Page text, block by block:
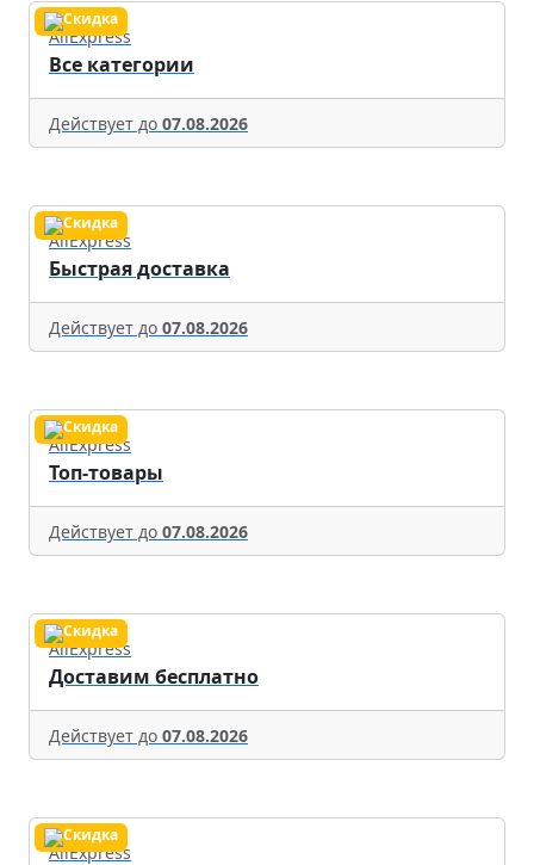
AliExpress
Все категории
Действует до 07.08.2026
AliExpress
Быстрая доставка
Действует до 07.08.2026
AliExpress
Топ-товары
Действует до 07.08.2026
AliExpress
Доставим бесплатно
Действует до 07.08.2026
AliExpress